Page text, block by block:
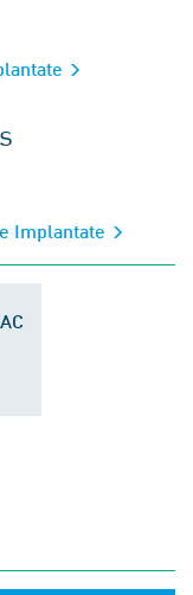
Implantate